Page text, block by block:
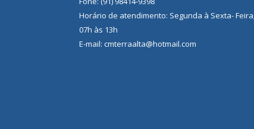
Horário de atendimento: Segunda à Sexta-
07h às 13h
E-mail: cmterraalta@hotmail.com